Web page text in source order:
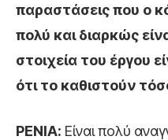
παραστάσεις που ο
πολύ και διαρκώς
στοιχεία του έργου
ότι το καθιστούν
ΡΕΝΙΑ: Είναι πολύ